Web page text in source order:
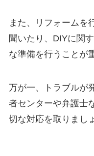
また、リフォームを
聞いたり、DIYに関
な準備を行うことが
万が一、トラブルが
者センターや弁護士
切な対応を取りまし